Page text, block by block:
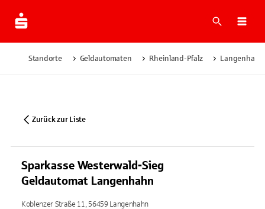
Suche
Standorte Geldautomaten Rheinland-Pfalz Langenhahn
Zurück zur Liste
Sparkasse Westerwald-Sieg
Geldautomat Langenhahn
Koblenzer Straße 11, 56459 Langenhahn